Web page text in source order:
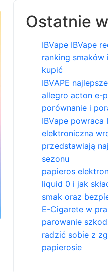
Ostatnie
IBVape IBVape
ranking
kupić
IBVAPE
allegro acton e-
porównanie i
IBVape powraca
elektroniczna
przedstawiają
sezonu
papieros
liquid 0 i jak
smak oraz
E-Cigarete w
parowanie
radzić sobie z
papierosie